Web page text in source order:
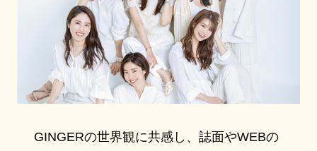
GINGERの世界観に共感し、誌面やWEBの